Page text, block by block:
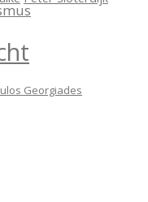
Georgiades